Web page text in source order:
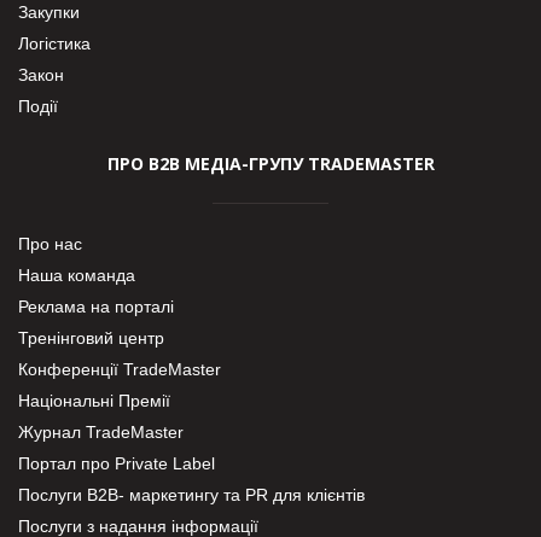
Закупки
Логістика
Закон
Події
ПРО В2В МЕДІА-ГРУПУ TRADEMASTER
Про нас
Наша команда
Реклама на порталі
Тренінговий центр
Конференції TradeMaster
Національні Премії
Журнал TradeMaster
Портал про Private Label
Послуги В2В- маркетингу та PR для клієнтів
Послуги з надання інформації